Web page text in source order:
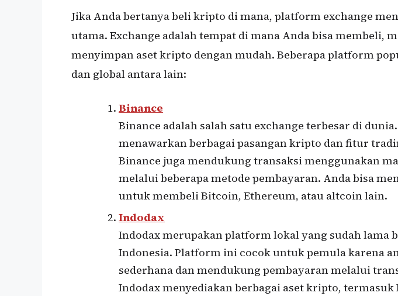
Jika Anda bertanya beli kripto di mana, platform exchange
utama. Exchange adalah tempat di mana Anda bisa membeli,
menyimpan aset kripto dengan mudah. Beberapa platform
dan global antara lain:
Binance
Binance adalah salah satu exchange terbesar di
menawarkan berbagai pasangan kripto dan fitur
Binance juga mendukung transaksi menggunakan
melalui beberapa metode pembayaran. Anda bisa
untuk membeli Bitcoin, Ethereum, atau altcoin lain.
Indodax
Indodax merupakan platform lokal yang sudah lama
Indonesia. Platform ini cocok untuk pemula karena
sederhana dan mendukung pembayaran melalui
Indodax menyediakan berbagai aset kripto, termasuk